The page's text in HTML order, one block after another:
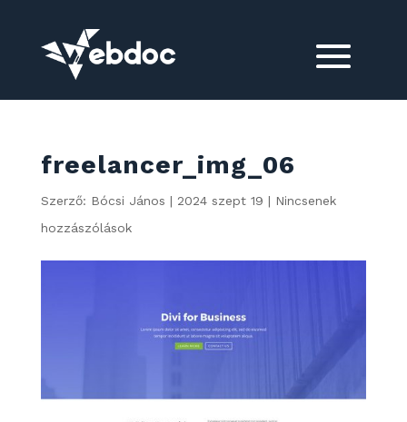
freelancer_img_06
Szerző: Bócsi János | 2024 szept 19 | Nincsenek
hozzászólások